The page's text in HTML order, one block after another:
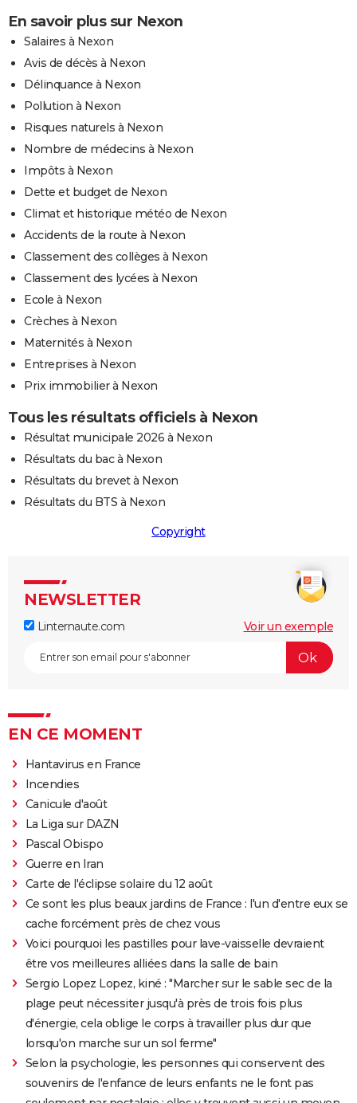
En savoir plus sur Nexon
Salaires à Nexon
Avis de décès à Nexon
Délinquance à Nexon
Pollution à Nexon
Risques naturels à Nexon
Nombre de médecins à Nexon
Impôts à Nexon
Dette et budget de Nexon
Climat et historique météo de Nexon
Accidents de la route à Nexon
Classement des collèges à Nexon
Classement des lycées à Nexon
Ecole à Nexon
Crèches à Nexon
Maternités à Nexon
Entreprises à Nexon
Prix immobilier à Nexon
Tous les résultats officiels à Nexon
Résultat municipale 2026 à Nexon
Résultats du bac à Nexon
Résultats du brevet à Nexon
Résultats du BTS à Nexon
Copyright
NEWSLETTER
Linternaute.com Voir un exemple
EN CE MOMENT
Hantavirus en France
Incendies
Canicule d'août
La Liga sur DAZN
Pascal Obispo
Guerre en Iran
Carte de l'éclipse solaire du 12 août
Ce sont les plus beaux jardins de France : l'un d'entre eux se
cache forcément près de chez vous
Voici pourquoi les pastilles pour lave-vaisselle devraient
être vos meilleures alliées dans la salle de bain
Sergio Lopez Lopez, kiné : "Marcher sur le sable sec de la
plage peut nécessiter jusqu'à près de trois fois plus
d'énergie, cela oblige le corps à travailler plus dur que
lorsqu'on marche sur un sol ferme"
Selon la psychologie, les personnes qui conservent des
souvenirs de l'enfance de leurs enfants ne le font pas